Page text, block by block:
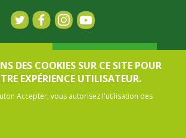
Adhérer
Mon espace
DE PAGE
DES COOKIES SUR CE SITE POUR
EXPÉRIENCE UTILISATEUR.
Accepter, vous autorisez l'utilisation des